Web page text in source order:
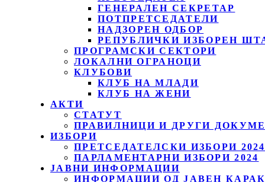
ГЕНЕРАЛЕН СЕКРЕТАР
ПОТПРЕТСЕДАТЕЛИ
НАДЗОРЕН ОДБОР
РЕПУБЛИЧКИ ИЗБОРЕН
ПРОГРАМСКИ СЕКТОРИ
ЛОКАЛНИ ОГРАНОЦИ
КЛУБОВИ
КЛУБ НА МЛАДИ
КЛУБ НА ЖЕНИ
АКТИ
СТАТУТ
ПРАВИЛНИЦИ И ДРУГИ
ИЗБОРИ
ПРЕТСЕДАТЕЛСКИ ИЗБОРИ 2024
ПАРЛАМЕНТАРНИ ИЗБОРИ 2024
ЈАВНИ ИНФОРМАЦИИ
ИНФОРМАЦИИ ОД ЈАВЕН